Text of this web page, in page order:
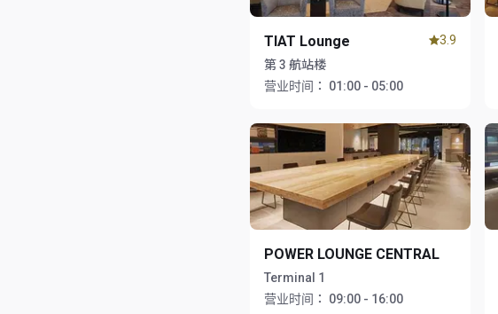
TIAT Lounge
第 3 航站楼
营业时间：
01:00 - 05:00
3.9
POWER LOUNGE CENTRAL
Terminal 1
营业时间：
09:00 - 16:00